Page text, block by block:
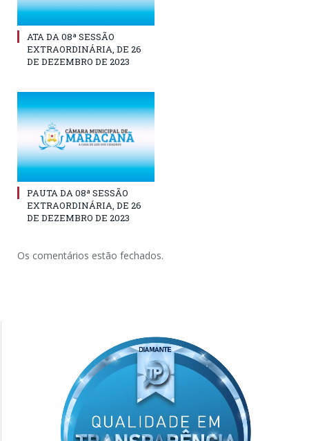
ATA DA 08ª SESSÃO
EXTRAORDINÁRIA, DE 26
DE DEZEMBRO DE 2023
PAUTA DA 08ª SESSÃO
EXTRAORDINÁRIA, DE 26
DE DEZEMBRO DE 2023
Os comentários estão fechados.